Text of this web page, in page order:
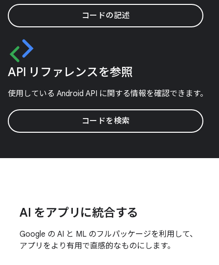
コードの記述
API リファレンスを参照
使用している Android API に関する情報を確認できます。
コードを検索
AI をアプリに統合する
Google の AI と ML のフルパッケージを利用して、
アプリをより有用で直感的なものにします。